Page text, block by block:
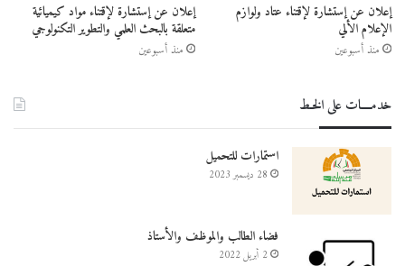
إعلان عن إستشارة لإقتناء عتاد ولوازم
الإعلام الألي
منذ أسبوعين
إعلان عن إستشارة لإقتناء مواد كيميائية
متعلقة بالبحث العلمي والتطوير التكنولوجي
منذ أسبوعين
خدمــــات على الخـط
استمارات للتحميل
28 ديسمبر 2023
فضاء الطالب والموظف والأستاذ
2 أبريل 2022